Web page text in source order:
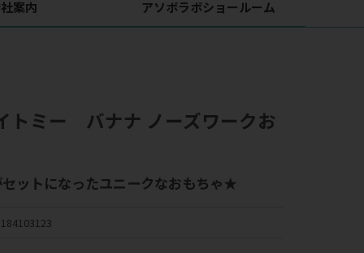
案内 アソボラボショールーム
トミー バナナ ノーズワークお
ットになったユニークなおもちゃ★
184103123